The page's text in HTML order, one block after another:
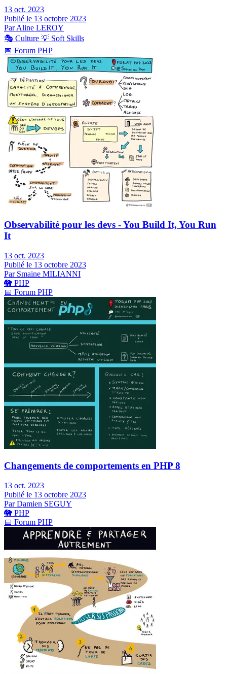
13 oct. 2023
Publié le 13 octobre 2023
Par Aline LEROY
🎭 Culture 💡 Soft Skills
📅 Forum PHP
Observabilité pour les devs - You Build It, You Run
It
13 oct. 2023
Publié le 13 octobre 2023
Par Smaine MILIANNI
🐘 PHP
📅 Forum PHP
Changements de comportements en PHP 8
13 oct. 2023
Publié le 13 octobre 2023
Par Damien SEGUY
🐘 PHP
📅 Forum PHP